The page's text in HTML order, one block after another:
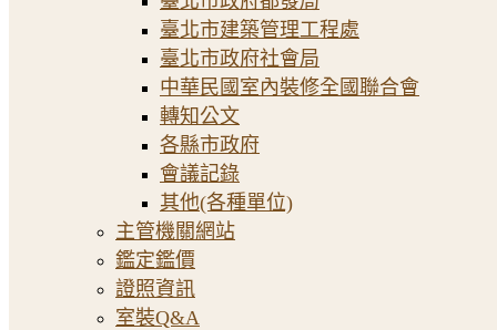
臺北市建築管理工程處
臺北市政府社會局
中華民國室內裝修全國聯合會
轉知公文
各縣市政府
會議記錄
其他(各種單位)
主管機關網站
鑑定鑑價
證照資訊
室裝Q&A